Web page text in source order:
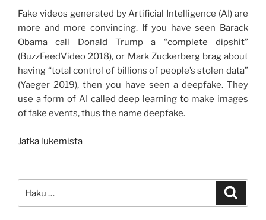
Fake videos generated by Artificial Intelligence (AI) are
more and more convincing. If you have seen Barack
Obama call Donald Trump a “complete dipshit”
(BuzzFeedVideo 2018), or Mark Zuckerberg brag about
having “total control of billions of people’s stolen data”
(Yaeger 2019), then you have seen a deepfake. They
use a form of AI called deep learning to make images
of fake events, thus the name deepfake.
Jatka lukemista”We’re
Age